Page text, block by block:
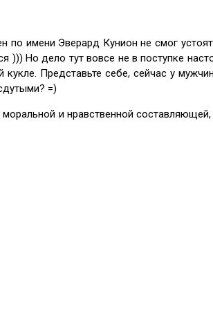
имени Эверард Кунион не смог
Но дело тут вовсе не в поступке
Представьте себе, сейчас у
=)
и нравственной